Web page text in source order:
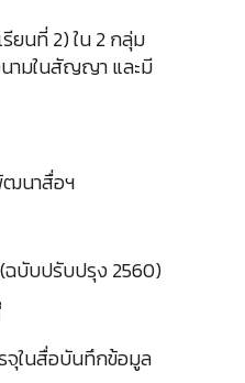
ยนที่ 2) ใน 2 กลุ่ม
นามในสัญญา และมี
ฒนาสื่อฯ
ฉบับปรับปรุง 2560)
จุในสื่อบันทึกข้อมูล